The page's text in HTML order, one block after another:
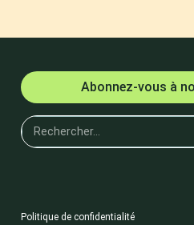
Abonnez-vous à
Politique de confidentialité